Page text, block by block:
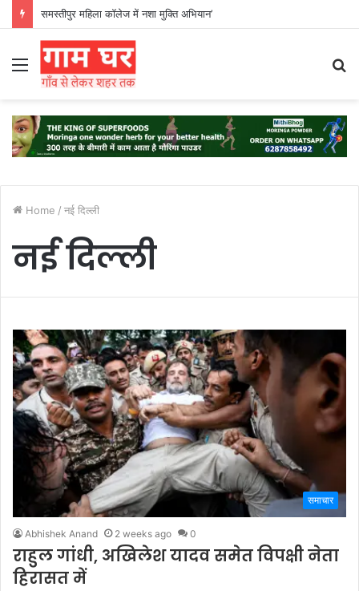
समस्तीपुर महिला कॉलेज में नशा मुक्ति अभियान’
Menu
Home / नई दिल्ली
नई दिल्ली
समाचार
Abhishek Anand 2 weeks ago 0
राहुल गांधी, अखिलेश यादव समेत विपक्षी नेता
हिरासत में